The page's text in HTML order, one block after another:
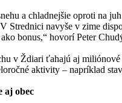
a chladnejšie oproti na
Strednici navyše v zime
bonus,“ hovorí Peter
v Ždiari ťahajú aj
aktivity – napríklad
aj obec